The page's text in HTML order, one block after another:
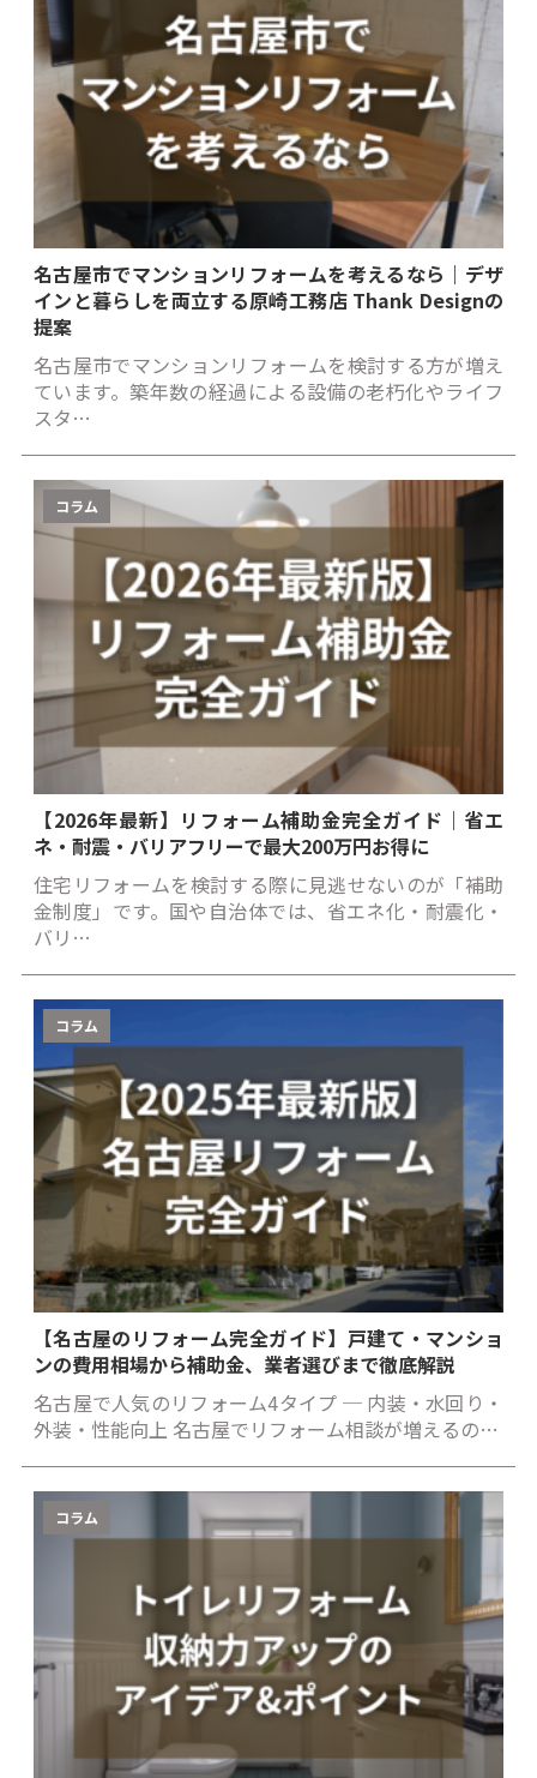
名古屋市でマンションリフォームを考えるなら｜デザ
インと暮らしを両立する原崎工務店 Thank Designの
提案
名古屋市でマンションリフォームを検討する方が増え
ています。築年数の経過による設備の老朽化やライフ
スタ…
コラム
【2026年最新】リフォーム補助金完全ガイド｜省エ
ネ・耐震・バリアフリーで最大200万円お得に
住宅リフォームを検討する際に見逃せないのが「補助
金制度」です。国や自治体では、省エネ化・耐震化・
バリ…
コラム
【名古屋のリフォーム完全ガイド】戸建て・マンショ
ンの費用相場から補助金、業者選びまで徹底解説
名古屋で人気のリフォーム4タイプ ─ 内装・水回り・
外装・性能向上 名古屋でリフォーム相談が増えるの…
コラム